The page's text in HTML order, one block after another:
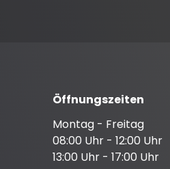
Öffnungszeiten
Montag - Freitag
08:00 Uhr - 12:00 Uhr
13:00 Uhr - 17:00 Uhr